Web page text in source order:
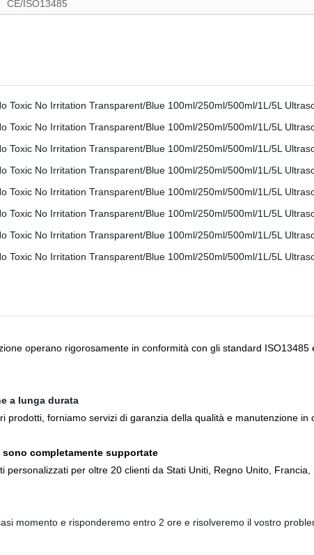
CE/ISO13485
operano rigorosamente in conformità con gli standard
a lunga durata
prodotti, forniamo servizi di garanzia della qualità e manutenzione in
completamente supportate
personalizzati per oltre 20 clienti da Stati Uniti, Regno Unito,
momento e risponderemo entro 2 ore e risolveremo il vostro